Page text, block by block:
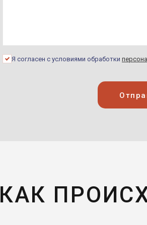
Я согласен с условиями обработки
КАК